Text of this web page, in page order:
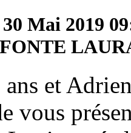
Mai 2019
et
vous